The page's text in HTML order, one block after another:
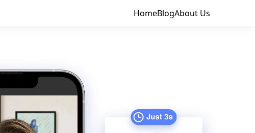
HomeBlogAbout Us